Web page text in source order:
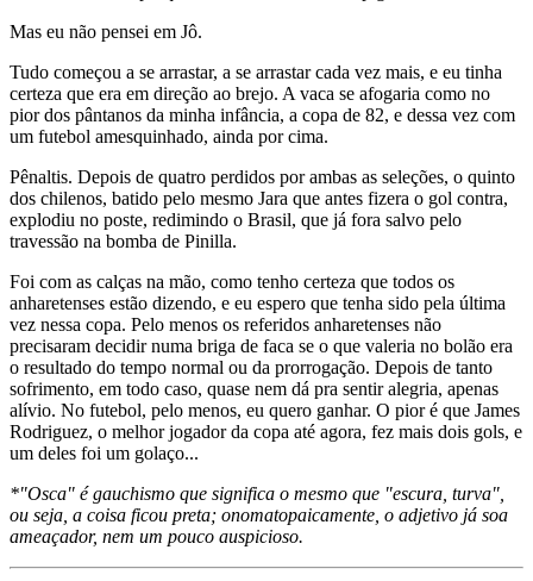
Mas eu não pensei em Jô.
Tudo começou a se arrastar, a se arrastar cada vez mais, e eu tinha
certeza que era em direção ao brejo. A vaca se afogaria como no
pior dos pântanos da minha infância, a copa de 82, e dessa vez com
um futebol amesquinhado, ainda por cima.
Pênaltis. Depois de quatro perdidos por ambas as seleções, o quinto
dos chilenos, batido pelo mesmo Jara que antes fizera o gol contra,
explodiu no poste, redimindo o Brasil, que já fora salvo pelo
travessão na bomba de Pinilla.
Foi com as calças na mão, como tenho certeza que todos os
anharetenses estão dizendo, e eu espero que tenha sido pela última
vez nessa copa. Pelo menos os referidos anharetenses não
precisaram decidir numa briga de faca se o que valeria no bolão era
o resultado do tempo normal ou da prorrogação. Depois de tanto
sofrimento, em todo caso, quase nem dá pra sentir alegria, apenas
alívio. No futebol, pelo menos, eu quero ganhar. O pior é que James
Rodriguez, o melhor jogador da copa até agora, fez mais dois gols, e
um deles foi um golaço...
*"Osca" é gauchismo que significa o mesmo que "escura, turva",
ou seja, a coisa ficou preta; onomatopaicamente, o adjetivo já soa
ameaçador, nem um pouco auspicioso.